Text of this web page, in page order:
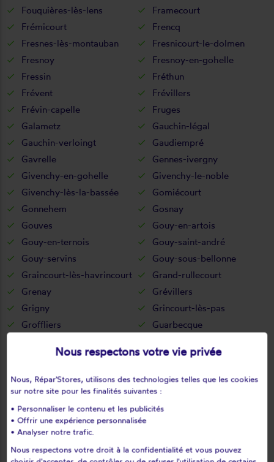
Fouquières-lès-lens
Framecourt
Frémicourt
Frencq
Fresnes-lès-montauban
Fresnicourt-le-dolmen
Fresnoy
Fresnoy-en-gohelle
Fressin
Fréthun
Frévent
Frévillers
Frévin-capelle
Fruges
Galametz
Gauchin-légal
Gauchin-verloingt
Gaudiempré
Gavrelle
Gennes-ivergny
Givenchy-en-gohelle
Givenchy-le-noble
Givenchy-lès-la-bassée
Gomiécourt
Gonnehem
Gosnay
Gouves
Gouy-en-artois
Gouy-en-ternois
Gouy-saint-andré
Gouy-servins
Gouy-sous-bellonne
Graincourt-lès-havrincourt
Grand-rullecourt
Grenay
Grévillers
Grigny
Grincourt-lès-pas
Groffliers
Guarbecque
Guinecourt
Guînes
Guisy
Habarcq
Haillicourt
Haisnes
Halinghen
Hallines
Hamblain-les-prés
Hames-boucres
Hannescamps
Nous respectons votre vie privée
Nous, Répar'Stores, utilisons des technologies telles que les cookies
sur notre site pour les finalités suivantes :
• Personnaliser le contenu et les publicités
• Offrir une expérience personnalisée
• Analyser notre trafic.
Nous respectons votre droit à la confidentialité et vous pouvez